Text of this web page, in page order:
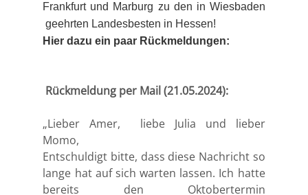
Frankfurt und Marburg zu den in Wiesbaden
geehrten Landesbesten in Hessen!
Hier dazu ein paar Rückmeldungen:
Rückmeldung per Mail (21.05.2024):
„Lieber Amer, liebe Julia und lieber
Momo,
Entschuldigt bitte, dass diese Nachricht so
lange hat auf sich warten lassen. Ich hatte
bereits den Oktobertermin